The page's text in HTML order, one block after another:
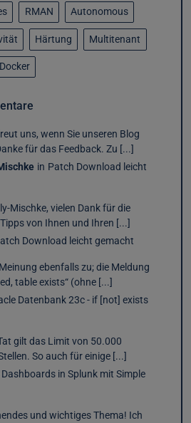
RMAN Autonomous
Härtung Multitenant
Docker
uns, wenn Sie unseren Blog
für das Feedback. Zu [...]
in Patch Download leicht
Mischke, vielen Dank für die
von Ihnen und Ihren [...]
Download leicht gemacht
ebenfalls zu; die Meldung
table exists“ (ohne [...]
Datenbank 23c - if [not] exists
gilt das Limit von 50.000
So auch für einige [...]
in Splunk mit Simple
und wichtiges Thema! Ich